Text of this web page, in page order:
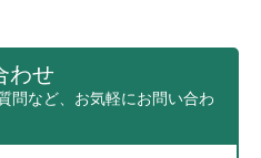
わせ
問など、お気軽にお問い合わ